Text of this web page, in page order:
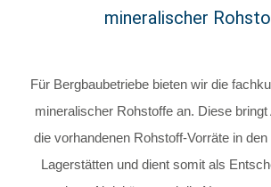
mineralischer
Für Bergbaubetriebe bieten wir die
mineralischer Rohstoffe an. Diese
die vorhandenen Rohstoff-Vorräte in
Lagerstätten und dient somit als